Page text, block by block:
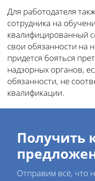
Для работодателя
сотрудника на
квалифицированный
свои обязанности на
придется бояться
надзорных органов,
обязанности, не
квалификации.
Получить
Отправим всё, что